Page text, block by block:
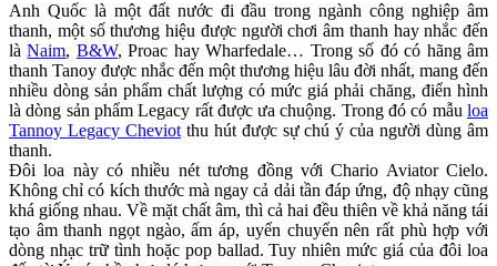
Anh Quốc là một đất nước đi đầu trong ngành công nghiệp âm
thanh, một số thương hiệu được người chơi âm thanh hay nhắc đến
làNaim, B&W, Proac hay Wharfedale… Trong số đó có hãng âm
thanh Tanoy được nhắc đến một thương hiệu lâu đời nhất, mang đến
nhiều dòng sản phẩm chất lượng có mức giá phải chăng, điển hình
là dòng sản phẩm Legacy rất được ưa chuộng. Trong đó có mẫu loa
Tannoy Legacy Cheviotthu hút được sự chú ý của người dùng âm
thanh.
Đôi loa này có nhiều nét tương đồng với Chario Aviator Cielo.
Không chỉ có kích thước mà ngay cả dải tần đáp ứng, độ nhạy cũng
khá giống nhau. Về mặt chất âm, thì cả hai đều thiên về khả năng tái
tạo âm thanh ngọt ngào, ấm áp, uyển chuyển nên rất phù hợp với
dòng nhạc trữ tình hoặc pop ballad. Tuy nhiên mức giá của đôi loa